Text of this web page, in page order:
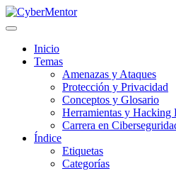
Inicio
Temas
Amenazas y Ataques
Protección y Privacidad
Conceptos y Glosario
Herramientas y Hacking
Carrera en
Índice
Etiquetas
Categorías